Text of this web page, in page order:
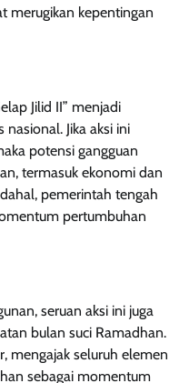
merugikan kepentingan
Jilid II” menjadi
Jika aksi ini
potensi gangguan
termasuk ekonomi dan
pemerintah tengah
pertumbuhan
seruan aksi ini juga
bulan suci Ramadhan.
mengajak seluruh elemen
sebagai momentum